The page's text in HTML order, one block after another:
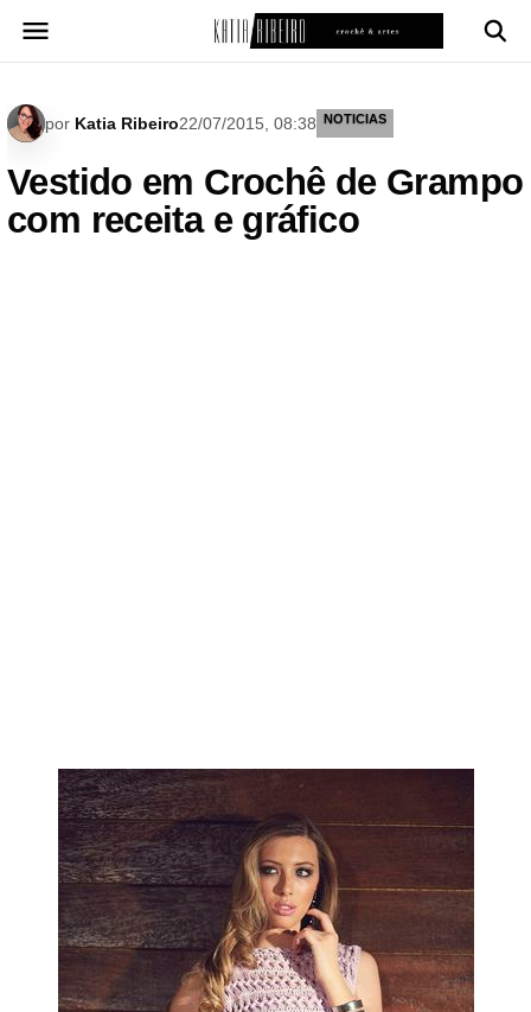
para
por Katia Ribeiro22/07/2015, 08:38 NOTICIAS
Vestido em Crochê de Grampo
com receita e gráfico